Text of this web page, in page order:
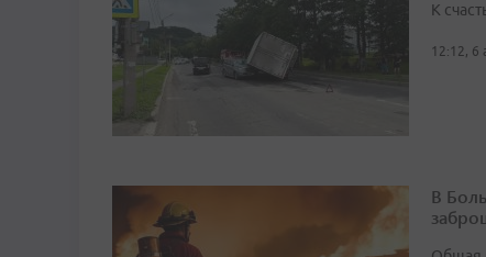
К
12:12, 6
В